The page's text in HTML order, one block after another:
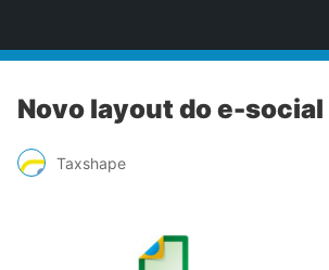
Novo layout do e-
Taxshape